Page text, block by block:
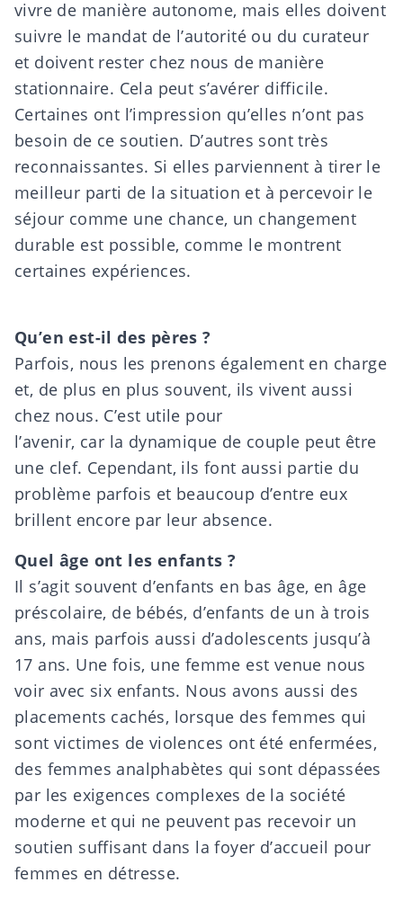
vivre de manière autonome, mais elles doivent
suivre le mandat de l’autorité ou du curateur
et doivent rester chez nous de manière
stationnaire. Cela peut s’avérer difficile.
Certaines ont l’impression qu’elles n’ont pas
besoin de ce soutien. D’autres sont très
reconnaissantes. Si elles parviennent à tirer le
meilleur parti de la situation et à percevoir le
séjour comme une chance, un changement
durable est possible, comme le montrent
certaines expériences.
Qu’en est-il des pères ?
Parfois, nous les prenons également en charge
et, de plus en plus souvent, ils vivent aussi
chez nous. C’est utile pour
l’avenir, car la dynamique de couple peut être
une clef. Cependant, ils font aussi partie du
problème parfois et beaucoup d’entre eux
brillent encore par leur absence.
Quel âge ont les enfants ?
Il s’agit souvent d’enfants en bas âge, en âge
préscolaire, de bébés, d’enfants de un à trois
ans, mais parfois aussi d’adolescents jusqu’à
17 ans. Une fois, une femme est venue nous
voir avec six enfants. Nous avons aussi des
placements cachés, lorsque des femmes qui
sont victimes de violences ont été enfermées,
des femmes analphabètes qui sont dépassées
par les exigences complexes de la société
moderne et qui ne peuvent pas recevoir un
soutien suffisant dans la foyer d’accueil pour
femmes en détresse.